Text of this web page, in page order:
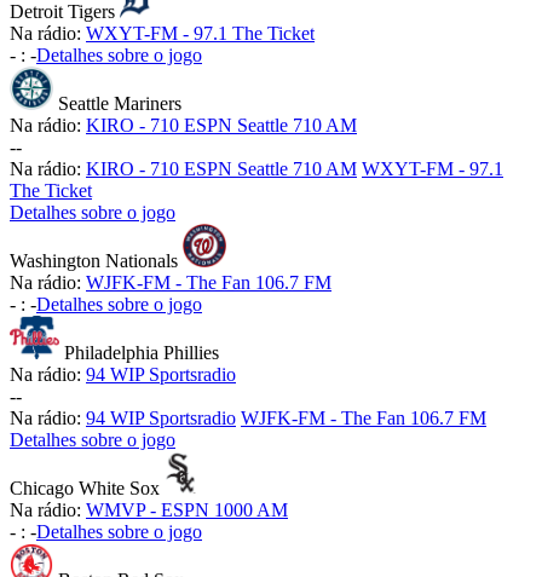
Detroit Tigers
Na rádio: WXYT-FM - 97.1 The Ticket
- : -Detalhes sobre o jogo
Seattle Mariners
Na rádio: KIRO - 710 ESPN Seattle 710 AM
--
Na rádio: KIRO - 710 ESPN Seattle 710 AM WXYT-FM - 97.1
The Ticket
Detalhes sobre o jogo
Washington Nationals
Na rádio: WJFK-FM - The Fan 106.7 FM
- : -Detalhes sobre o jogo
Philadelphia Phillies
Na rádio: 94 WIP Sportsradio
--
Na rádio: 94 WIP Sportsradio WJFK-FM - The Fan 106.7 FM
Detalhes sobre o jogo
Chicago White Sox
Na rádio: WMVP - ESPN 1000 AM
- : -Detalhes sobre o jogo